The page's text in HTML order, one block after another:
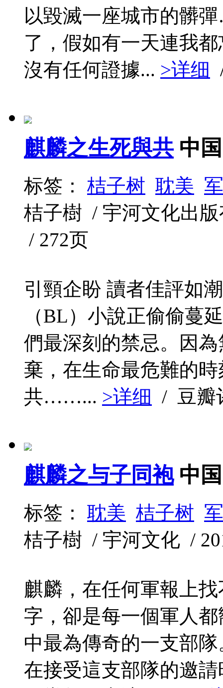
以毀滅一座城市的髒
了，假如有一天連我
沒有任何證據... >详细
麒麟之生死與共 中
标签： 桔子树 耽美
桔子樹 / 宇河文化出
/ 272页
引頸企盼 讀者佳評如
（BL）小說正偷偷蔓
們最深刻的禁忌。因
棄，在生命最危難的
共……... >详细 / 豆瓣
麒麟之与子同袍 中
标签： 耽美 桔子树
桔子樹 / 宇河文化 /
麒麟，在任何軍報上
字，卻是每一個軍人
中最為傳奇的一支部
在接受這支部隊的邀